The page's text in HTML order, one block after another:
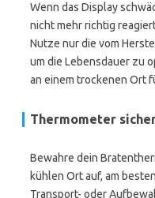
Wenn das Display
nicht mehr richtig
Nutze nur die vom
um die Lebensdauer zu
an einem trockenen Ort
Thermometer
Bewahre dein
kühlen Ort auf, am
Transport- oder